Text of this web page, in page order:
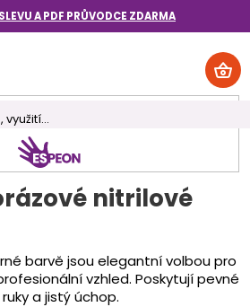
A PDF PRŮVODCE ZDARMA
nitrilové
barvě jsou elegantní volbou pro
vzhled. Poskytují pevné
a jistý úchop.